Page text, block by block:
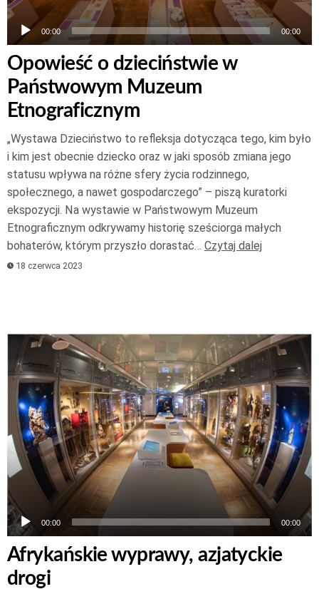
00:00 00:00
Opowieść o dzieciństwie w
Państwowym Muzeum
Etnograficznym
„Wystawa Dzieciństwo to refleksja dotycząca tego, kim było
i kim jest obecnie dziecko oraz w jaki sposób zmiana jego
statusu wpływa na różne sfery życia rodzinnego,
społecznego, a nawet gospodarczego” – piszą kuratorki
ekspozycji. Na wystawie w Państwowym Muzeum
Etnograficznym odkrywamy historię sześciorga małych
bohaterów, którym przyszło dorastać… Czytaj dalej
18 czerwca 2023
Odtwarzacz
plików
dźwiękowych
00:00 00:00
Afrykańskie wyprawy, azjatyckie
drogi